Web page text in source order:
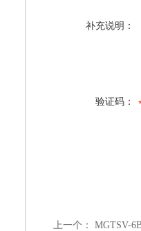
补充说明：
验证码：
上一个： MGTSV-